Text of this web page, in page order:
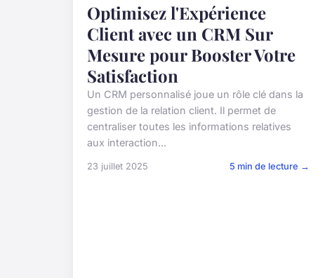
Optimisez l'Expérience
Client avec un CRM Sur
Mesure pour Booster Votre
Satisfaction
Un CRM personnalisé joue un rôle clé dans la
gestion de la relation client. Il permet de
centraliser toutes les informations relatives
aux interaction...
23 juillet 2025 5 min de lecture →